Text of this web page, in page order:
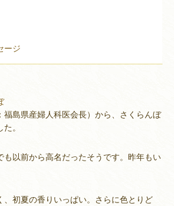
ージ
福島県産婦人科医会長）から、さくらんぼ
。
も以前から高名だったそうです。昨年もい
、初夏の香りいっぱい。さらに色とりど